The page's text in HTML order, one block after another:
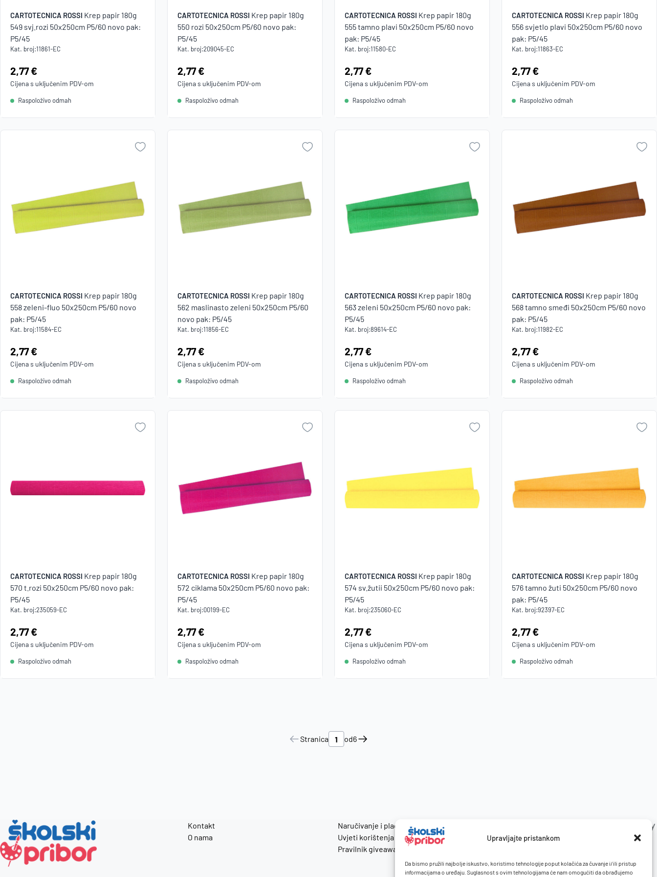
Upravljajte pristankom
Da bismo pružili najbolje iskustvo, koristimo tehnologije poput kolačića za čuvanje i/ili pristup
informacijama o uređaju. Suglasnost s ovim tehnologijama će nam omogućiti da obrađujemo
CARTOTECNICA ROSSI Krep papir 180g
549 svj.rozi 50x250cm P5/60 novo pak:
P5/45
Kat. broj:11861-EC
Cijena:
2,77 €
Cijena s uključenim PDV-om
Raspoloživo odmah
CARTOTECNICA ROSSI Krep papir 180g
550 rozi 50x250cm P5/60 novo pak:
P5/45
Kat. broj:209045-EC
Cijena:
2,77 €
Cijena s uključenim PDV-om
Raspoloživo odmah
CARTOTECNICA ROSSI Krep papir 180g
555 tamno plavi 50x250cm P5/60 novo
pak: P5/45
Kat. broj:11580-EC
Cijena:
2,77 €
Cijena s uključenim PDV-om
Raspoloživo odmah
CARTOTECNICA ROSSI Krep papir 180g
556 svjetlo plavi 50x250cm P5/60 novo
pak: P5/45
Kat. broj:11863-EC
Cijena:
2,77 €
Cijena s uključenim PDV-om
Raspoloživo odmah
CARTOTECNICA ROSSI Krep papir 180g
558 zeleni-fluo 50x250cm P5/60 novo
pak: P5/45
Kat. broj:11584-EC
Cijena:
2,77 €
Cijena s uključenim PDV-om
Raspoloživo odmah
CARTOTECNICA ROSSI Krep papir 180g
562 maslinasto zeleni 50x250cm P5/60
novo pak: P5/45
Kat. broj:11856-EC
Cijena:
2,77 €
Cijena s uključenim PDV-om
Raspoloživo odmah
CARTOTECNICA ROSSI Krep papir 180g
563 zeleni 50x250cm P5/60 novo pak:
P5/45
Kat. broj:89614-EC
Cijena:
2,77 €
Cijena s uključenim PDV-om
Raspoloživo odmah
CARTOTECNICA ROSSI Krep papir 180g
568 tamno smeđi 50x250cm P5/60 novo
pak: P5/45
Kat. broj:11982-EC
Cijena:
2,77 €
Cijena s uključenim PDV-om
Raspoloživo odmah
CARTOTECNICA ROSSI Krep papir 180g
570 t.rozi 50x250cm P5/60 novo pak:
P5/45
Kat. broj:235059-EC
Cijena:
2,77 €
Cijena s uključenim PDV-om
Raspoloživo odmah
CARTOTECNICA ROSSI Krep papir 180g
572 ciklama 50x250cm P5/60 novo pak:
P5/45
Kat. broj:00199-EC
Cijena:
2,77 €
Cijena s uključenim PDV-om
Raspoloživo odmah
CARTOTECNICA ROSSI Krep papir 180g
574 sv.žutii 50x250cm P5/60 novo pak:
P5/45
Kat. broj:235060-EC
Cijena:
2,77 €
Cijena s uključenim PDV-om
Raspoloživo odmah
CARTOTECNICA ROSSI Krep papir 180g
576 tamno žuti 50x250cm P5/60 novo
pak: P5/45
Kat. broj:92397-EC
Cijena:
2,77 €
Cijena s uključenim PDV-om
Raspoloživo odmah
Stranica od6
Kontakt
O nama
Naručivanje i plaćanje
Uvjeti korištenja
Pravilnik giveaway